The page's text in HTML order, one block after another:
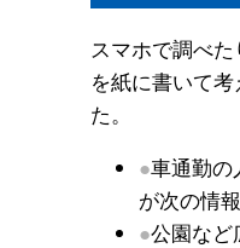
スマホで調べ
を紙に書いて
た。
車通勤の
が次の情
公園など